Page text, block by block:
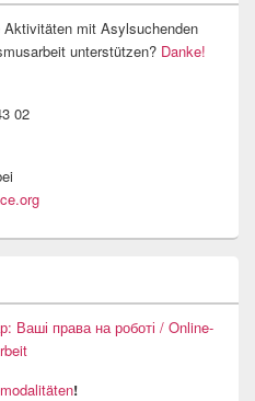
mit Asylsuchenden
unterstützen? Danke!
02
Ваші права на роботі / Online-
!